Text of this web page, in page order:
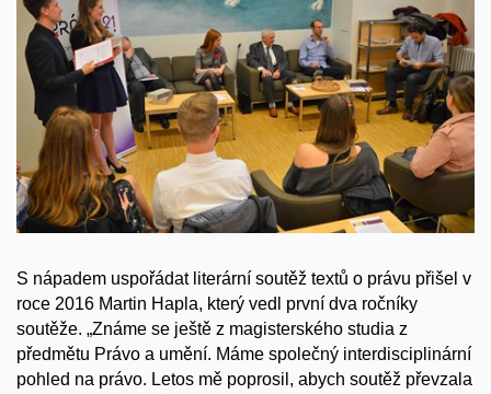
S nápadem uspořádat literární soutěž textů o právu přišel v
roce 2016 Martin Hapla, který vedl první dva ročníky
soutěže. „Známe se ještě z magisterského studia z
předmětu Právo a umění. Máme společný interdisciplinární
pohled na právo. Letos mě poprosil, abych soutěž převzala